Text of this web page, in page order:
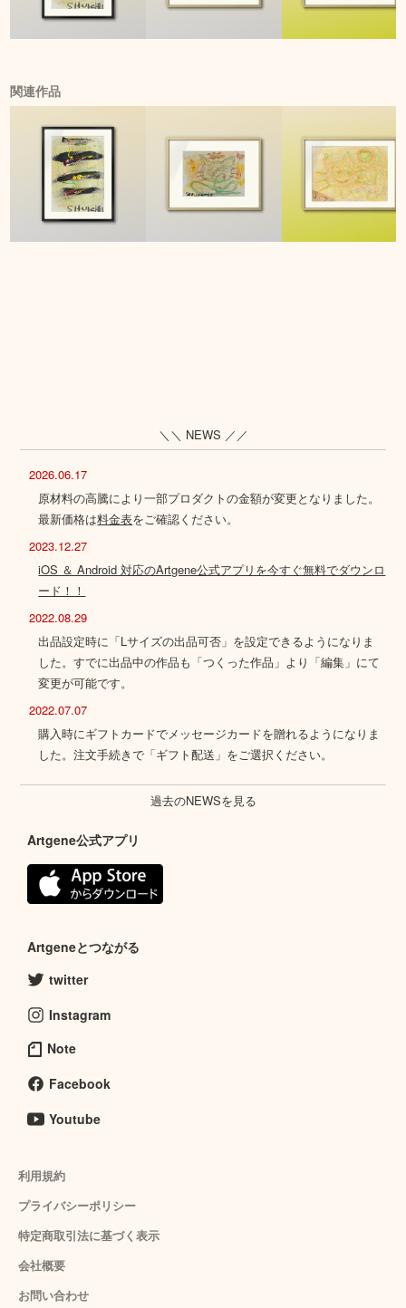
関連作品
＼＼ NEWS ／／
2026.06.17
原材料の高騰により一部プロダクトの金額が変更となりました。
最新価格は料金表をご確認ください。
2023.12.27
iOS ＆ Android 対応のArtgene公式アプリを今すぐ無料でダウンロ
ード！！
2022.08.29
出品設定時に「Lサイズの出品可否」を設定できるようになりま
した。すでに出品中の作品も「つくった作品」より「編集」にて
変更が可能です。
2022.07.07
購入時にギフトカードでメッセージカードを贈れるようになりま
した。注文手続きで「ギフト配送」をご選択ください。
過去のNEWSを見る
Artgene公式アプリ
Artgeneとつながる
twitter
Instagram
Note
Facebook
Youtube
利用規約
プライバシーポリシー
特定商取引法に基づく表示
会社概要
お問い合わせ